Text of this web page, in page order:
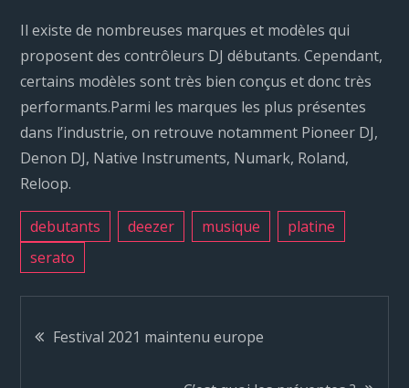
Il existe de nombreuses marques et modèles qui
proposent des contrôleurs DJ débutants. Cependant,
certains modèles sont très bien conçus et donc très
performants.Parmi les marques les plus présentes
dans l’industrie, on retrouve notamment Pioneer DJ,
Denon DJ, Native Instruments, Numark, Roland,
Reloop.
debutants deezer musique
platine
serato
NFestival 2021 maintenu europe